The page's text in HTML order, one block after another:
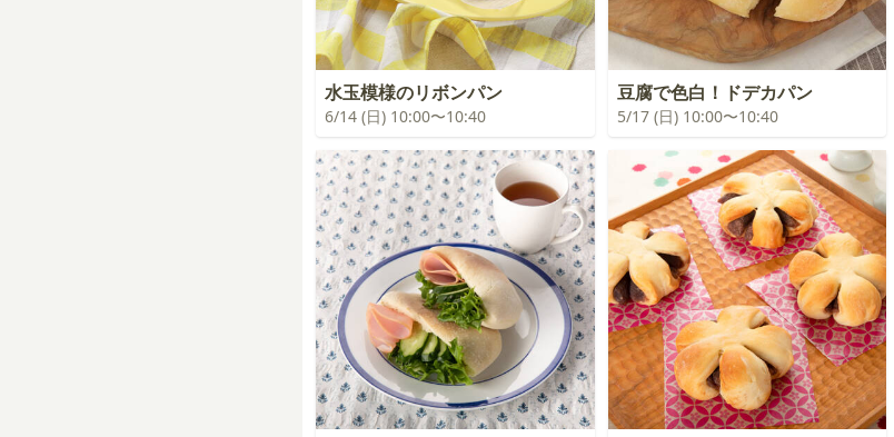
水玉模様のリボンパン
6/14 (日) 10:00〜10:40
豆腐で色白！ドデカパン
5/17 (日) 10:00〜10:40